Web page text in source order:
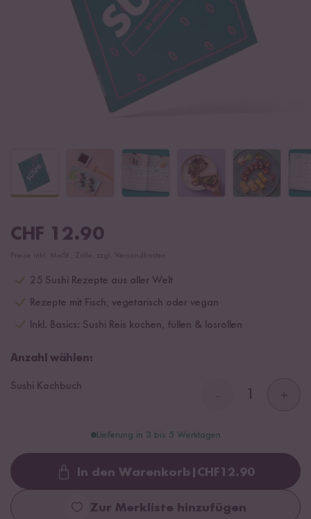
CHF 12.90
25 Sushi Rezepte aus aller Welt
Rezepte mit Fisch, vegetarisch oder vegan
Inkl. Basics: Sushi Reis kochen, füllen & losrollen
Anzahl wählen:
Sushi Kochbuch
Lieferung in 3 bis 5 Werktagen
Loading...
In den Warenkorb CHF12.90
Zur Merkliste hinzufügen